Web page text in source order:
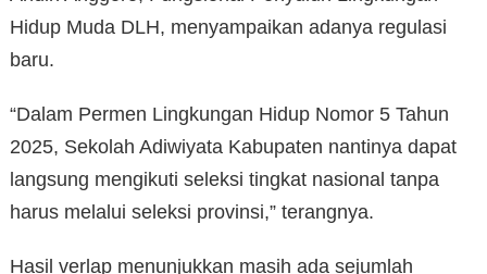
Hidup Muda DLH, menyampaikan adanya regulasi
baru.
“Dalam Permen Lingkungan Hidup Nomor 5 Tahun
2025, Sekolah Adiwiyata Kabupaten nantinya dapat
langsung mengikuti seleksi tingkat nasional tanpa
harus melalui seleksi provinsi,” terangnya.
Hasil verlap menunjukkan masih ada sejumlah